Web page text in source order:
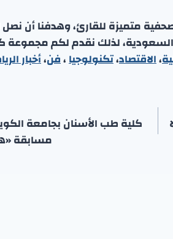
متميزة للقارئ، وهدفنا أن نصل
لذلك نقدم لكم مجموعة
،الاقتصاد،تكنولوجيا،فن،أخبار
كلية طب الأسنان بجامعة
مسابقة